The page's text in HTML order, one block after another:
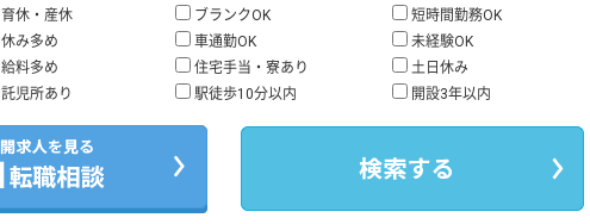
育休・産休 ブランクOK
短時間勤務OK
休み多め
車通勤OK
未経験OK
給料多め
住宅手当・寮あり
土日休み
託児所あり
駅徒歩10分以内 開設3年以内